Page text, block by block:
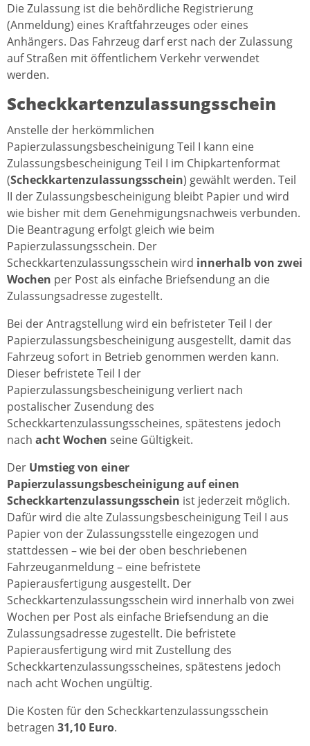
Die Zulassung ist die behördliche Registrierung
(Anmeldung) eines Kraftfahrzeuges oder eines
Anhängers. Das Fahrzeug darf erst nach der Zulassung
auf Straßen mit öffentlichem Verkehr verwendet
werden.
Scheckkartenzulassungsschein
Anstelle der herkömmlichen
Papierzulassungsbescheinigung Teil I kann eine
Zulassungsbescheinigung Teil I im Chipkartenformat
(Scheckkartenzulassungsschein) gewählt werden. Teil
II der Zulassungsbescheinigung bleibt Papier und wird
wie bisher mit dem Genehmigungsnachweis verbunden.
Die Beantragung erfolgt gleich wie beim
Papierzulassungsschein. Der
Scheckkartenzulassungsschein wird innerhalb von zwei
Wochen per Post als einfache Briefsendung an die
Zulassungsadresse zugestellt.
Bei der Antragstellung wird ein befristeter Teil I der
Papierzulassungsbescheinigung ausgestellt, damit das
Fahrzeug sofort in Betrieb genommen werden kann.
Dieser befristete Teil I der
Papierzulassungsbescheinigung verliert nach
postalischer Zusendung des
Scheckkartenzulassungsscheines, spätestens jedoch
nach acht Wochen seine Gültigkeit.
Der Umstieg von einer
Papierzulassungsbescheinigung auf einen
Scheckkartenzulassungsschein ist jederzeit möglich.
Dafür wird die alte Zulassungsbescheinigung Teil I aus
Papier von der Zulassungsstelle eingezogen und
stattdessen – wie bei der oben beschriebenen
Fahrzeuganmeldung – eine befristete
Papierausfertigung ausgestellt. Der
Scheckkartenzulassungsschein wird innerhalb von zwei
Wochen per Post als einfache Briefsendung an die
Zulassungsadresse zugestellt. Die befristete
Papierausfertigung wird mit Zustellung des
Scheckkartenzulassungsscheines, spätestens jedoch
nach acht Wochen ungültig.
Die Kosten für den Scheckkartenzulassungsschein
betragen 31,10 Euro.